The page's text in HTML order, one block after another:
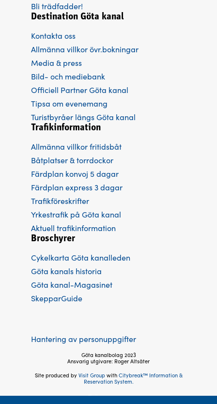
Bli trädfadder!
Destination Göta kanal
Kontakta oss
Allmänna villkor övr.bokningar
Media & press
Bild- och mediebank
Officiell Partner Göta kanal
Tipsa om evenemang
Turistbyråer längs Göta kanal
Trafikinformation
Allmänna villkor fritidsbåt
Båtplatser & torrdockor
Färdplan konvoj 5 dagar
Färdplan express 3 dagar
Trafikföreskrifter
Yrkestrafik på Göta kanal
Aktuell trafikinformation
Broschyrer
Cykelkarta Göta kanalleden
Göta kanals historia
Göta kanal-Magasinet
SkepparGuide
Hantering av personuppgifter
Göta kanalbolag 2023
Ansvarig utgivare: Roger Altsäter
Site produced by Visit Groupwith Citybreak™ Information &
Reservation System.
Följ oss